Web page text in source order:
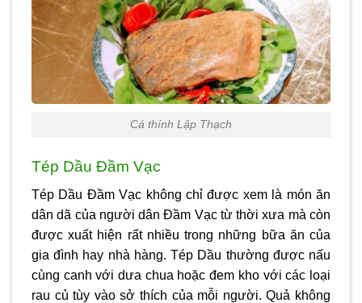
Cá thính Lập Thạch
Tép Dầu Đầm Vạc
Tép Dầu Đầm Vạc không chỉ được xem là món ăn
dân dã của người dân Đầm Vạc từ thời xưa mà còn
được xuất hiện rất nhiều trong những bữa ăn của
gia đình hay nhà hàng. Tép Dầu thường được nấu
cùng canh với dưa chua hoặc đem kho với các loại
rau củ tùy vào sở thích của mỗi người. Quả không